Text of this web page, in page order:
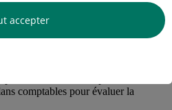
mensualité de
340 000 à 390 000 €
comptables pour évaluer la
accepter